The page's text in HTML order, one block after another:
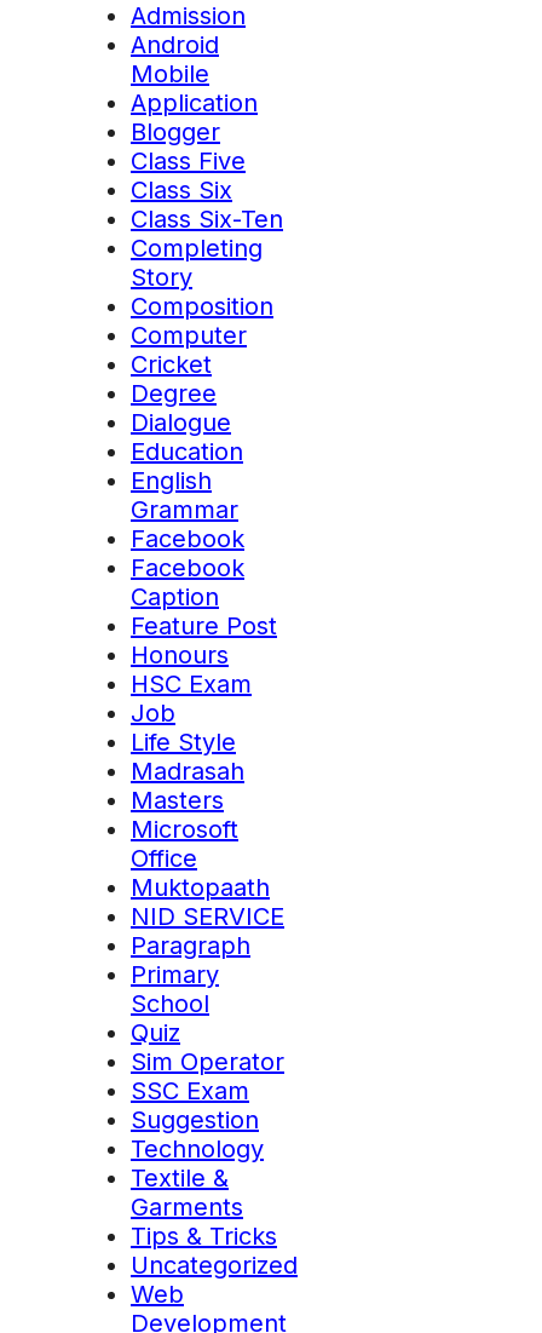
Admission
Android
Mobile
Application
Blogger
Class Five
Class Six
Class Six-Ten
Completing
Story
Composition
Computer
Cricket
Degree
Dialogue
Education
English
Grammar
Facebook
Facebook
Caption
Feature Post
Honours
HSC Exam
Job
Life Style
Madrasah
Masters
Microsoft
Office
Muktopaath
NID SERVICE
Paragraph
Primary
School
Quiz
Sim Operator
SSC Exam
Suggestion
Technology
Textile &
Garments
Tips & Tricks
Uncategorized
Web
Development